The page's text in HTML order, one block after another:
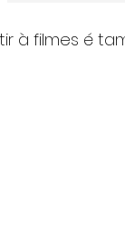
à filmes é